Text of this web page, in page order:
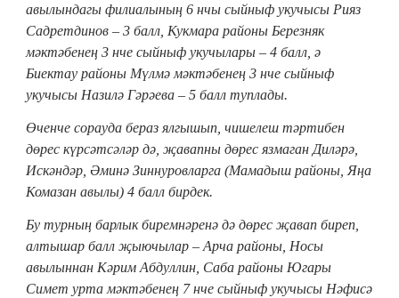
авылындагы филиалының 6 нчы сыйныф укучысы Рияз
Садретдинов – 3 балл, Кукмара районы Березняк
мәктәбенең 3 нче сыйныф укучылары – 4 балл, ә
Биектау районы Мүлмә мәктәбенең 3 нче сыйныф
укучысы Назилә Гәрәева – 5 балл туплады.
Өченче сорауда бераз ялгышып, чишелеш тәртибен
дөрес күрсәтсәләр дә, җавапны дөрес язмаган Диләрә,
Искәндәр, Әминә Зиннуровларга (Мамадыш районы, Яңа
Комазан авылы) 4 балл бирдек.
Бу турның барлык биремнәренә дә дөрес җавап биреп,
алтышар балл җыючылар – Арча районы, Носы
авылыннан Кәрим Абдуллин, Саба районы Югары
Симет урта мәктәбенең 7 нче сыйныф укучысы Нәфисә